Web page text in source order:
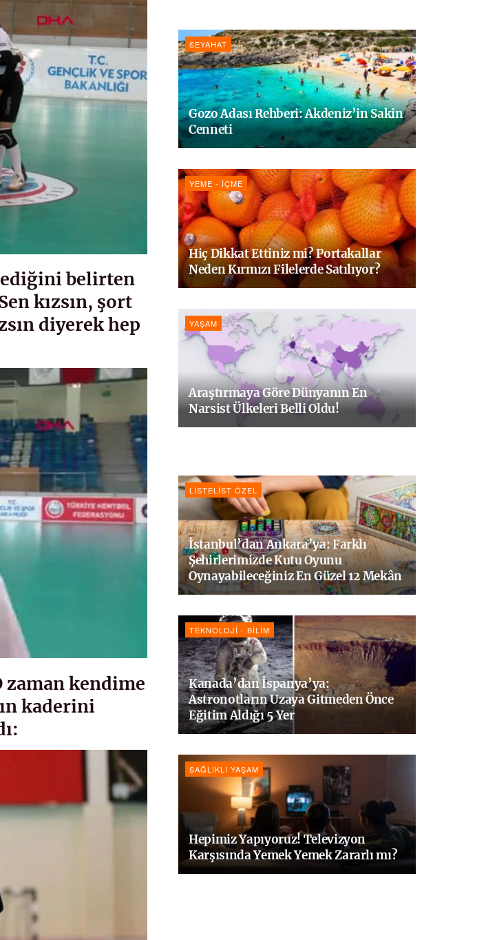
belirten
kızsın, şort
diyerek hep
zaman kendime
kaderini
SEYAHAT
Gozo Adası Rehberi: Akdeniz’in Sakin
Cenneti
YEME - İÇME
Hiç Dikkat Ettiniz mi? Portakallar
Neden Kırmızı Filelerde Satılıyor?
YAŞAM
Araştırmaya Göre Dünyanın En
Narsist Ülkeleri Belli Oldu!
LISTELIST ÖZEL
İstanbul’dan Ankara’ya: Farklı
Şehirlerimizde Kutu Oyunu
Oynayabileceğiniz En Güzel 12 Mekân
TEKNOLOJI - BILIM
Kanada’dan İspanya’ya:
Astronotların Uzaya Gitmeden Önce
Eğitim Aldığı 5 Yer
SAĞLIKLI YAŞAM
Hepimiz Yapıyoruz! Televizyon
Karşısında Yemek Yemek Zararlı mı?